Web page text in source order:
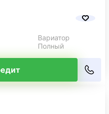
Вариатор
Полный